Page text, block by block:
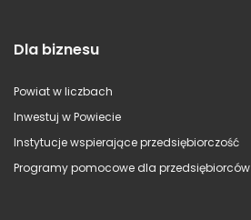
Dla biznesu
Powiat w liczbach
Inwestuj w Powiecie
Instytucje wspierające przedsiębiorczość
Programy pomocowe dla przedsiębiorców